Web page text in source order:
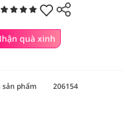
quà xinh
sản phẩm 206154